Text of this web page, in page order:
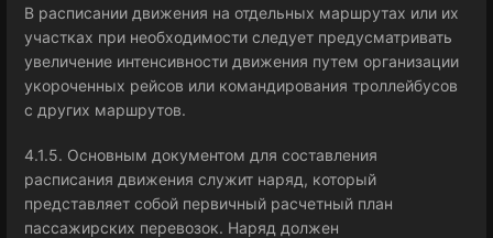
В расписании движения на отдельных маршрутах или их
участках при необходимости следует предусматривать
увеличение интенсивности движения путем организации
укороченных рейсов или командирования троллейбусов
с других маршрутов.
4.1.5. Основным документом для составления
расписания движения служит наряд, который
представляет собой первичный расчетный план
пассажирских перевозок. Наряд должен